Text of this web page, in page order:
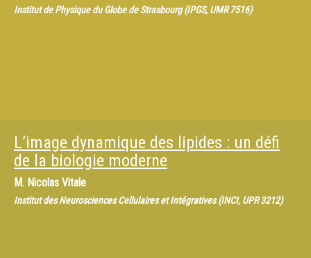
Institut de Physique du Globe de Strasbourg (IPGS, UMR 7516)
L’image dynamique des lipides : un défi
de la biologie moderne
M. Nicolas Vitale
Institut des Neurosciences Cellulaires et Intégratives (INCI, UPR 3212)